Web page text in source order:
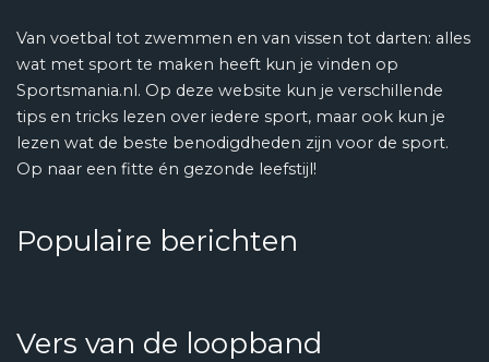
Van voetbal tot zwemmen en van vissen tot darten: alles
wat met sport te maken heeft kun je vinden op
Sportsmania.nl. Op deze website kun je verschillende
tips en tricks lezen over iedere sport, maar ook kun je
lezen wat de beste benodigdheden zijn voor de sport.
Op naar een fitte én gezonde leefstijl!
Populaire berichten
Vers van de loopband